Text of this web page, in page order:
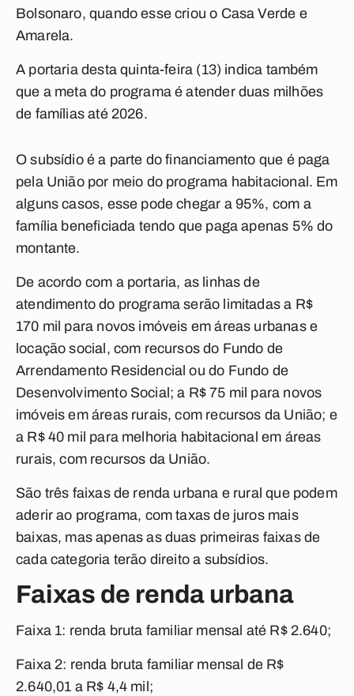
Bolsonaro, quando esse criou o Casa Verde e
Amarela.
A portaria desta quinta-feira (13) indica também
que a meta do programa é atender duas milhões
de famílias até 2026.
O subsídio é a parte do financiamento que é paga
pela União por meio do programa habitacional. Em
alguns casos, esse pode chegar a 95%, com a
família beneficiada tendo que paga apenas 5% do
montante.
De acordo com a portaria, as linhas de
atendimento do programa serão limitadas a R$
170 mil para novos imóveis em áreas urbanas e
locação social, com recursos do Fundo de
Arrendamento Residencial ou do Fundo de
Desenvolvimento Social; a R$ 75 mil para novos
imóveis em áreas rurais, com recursos da União; e
a R$ 40 mil para melhoria habitacional em áreas
rurais, com recursos da União.
São três faixas de renda urbana e rural que podem
aderir ao programa, com taxas de juros mais
baixas, mas apenas as duas primeiras faixas de
cada categoria terão direito a subsídios.
Faixas de renda urbana
Faixa 1: renda bruta familiar mensal até R$ 2.640;
Faixa 2: renda bruta familiar mensal de R$
2.640,01 a R$ 4,4 mil;